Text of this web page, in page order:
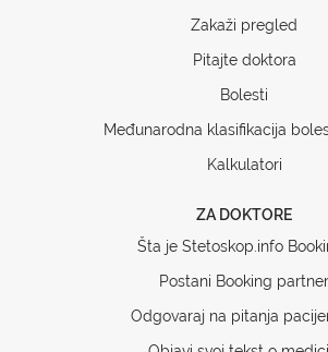
Zakaži pregled
Pitajte doktora
Bolesti
Međunarodna klasifikacija
Kalkulatori
ZA DOKTORE
Šta je Stetoskop.info
Postani Booking partner
Odgovaraj na pitanja